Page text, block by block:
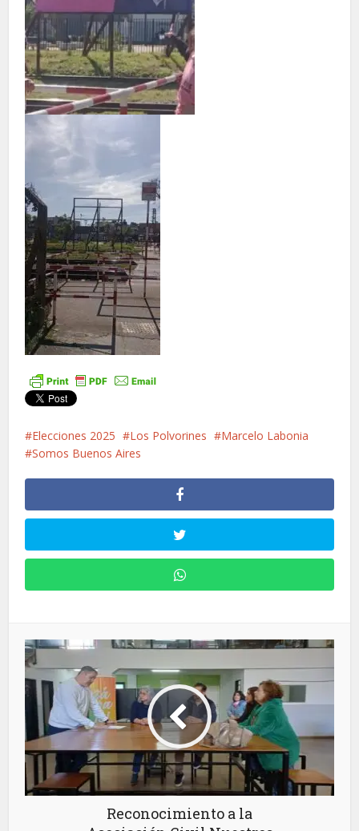
Elecciones 2025 Los Polvorines
Marcelo Labonia
Somos Buenos Aires
Reconocimiento a la